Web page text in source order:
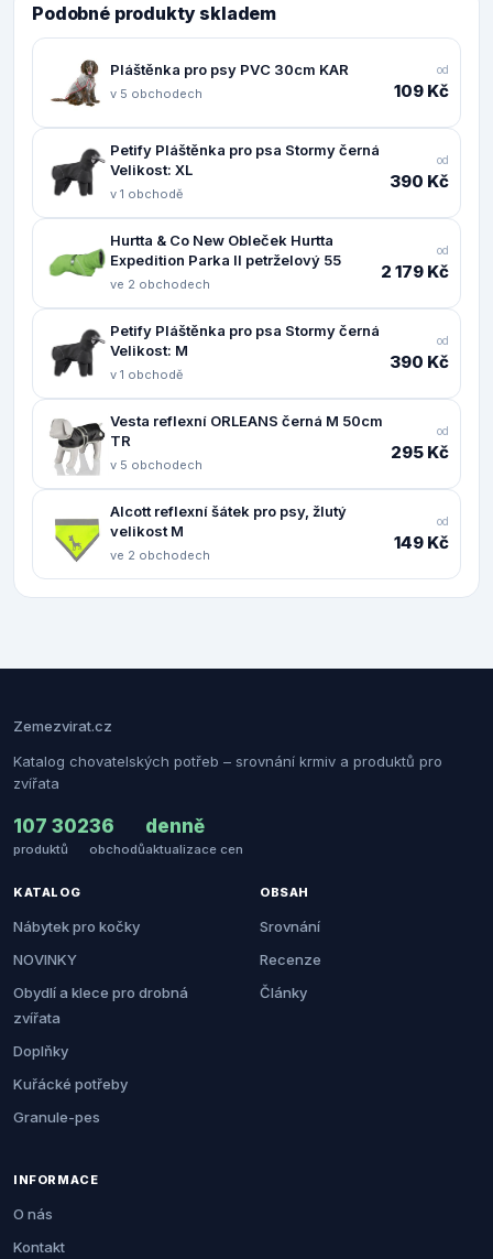
Podobné produkty skladem
Pláštěnka pro psy PVC 30cm KAR
v 5 obchodech
od
109 Kč
Petify Pláštěnka pro psa Stormy černá
Velikost: XL
v 1 obchodě
od
390 Kč
Hurtta & Co New Obleček Hurtta
Expedition Parka II petrželový 55
ve 2 obchodech
od
2 179 Kč
Petify Pláštěnka pro psa Stormy černá
Velikost: M
v 1 obchodě
od
390 Kč
Vesta reflexní ORLEANS černá M 50cm
TR
v 5 obchodech
od
295 Kč
Alcott reflexní šátek pro psy, žlutý
velikost M
ve 2 obchodech
od
149 Kč
Zemezvirat.cz
Katalog chovatelských potřeb – srovnání krmiv a produktů pro
zvířata
107 302
produktů
36
obchodů
denně
aktualizace cen
KATALOG
Nábytek pro kočky
NOVINKY
Obydlí a klece pro drobná
zvířata
Doplňky
Kuřácké potřeby
Granule-pes
OBSAH
Srovnání
Recenze
Články
INFORMACE
O nás
Kontakt